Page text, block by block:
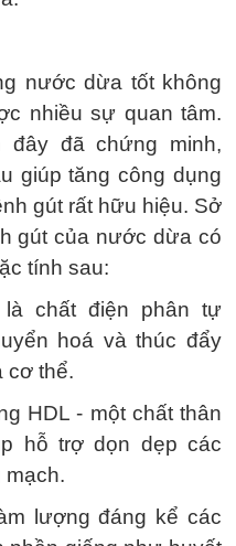
nước dừa tốt không
nhiều sự quan tâm.
đây đã chứng minh,
giúp tăng công dụng
gút rất hữu hiệu. Sở
gút của nước dừa có
tính sau:
chất điện phân tự
hoá và thúc đẩy
cơ thể.
HDL - một chất thân
hỗ trợ dọn dẹp các
mạch.
lượng đáng kể các